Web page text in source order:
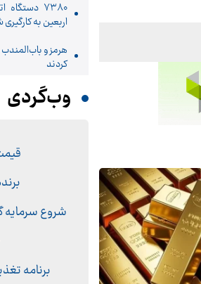
۷۳۸۰
اربعین به‌
هرمز و
کردند
وب‌گردی
شروع سرمایه
برنامه